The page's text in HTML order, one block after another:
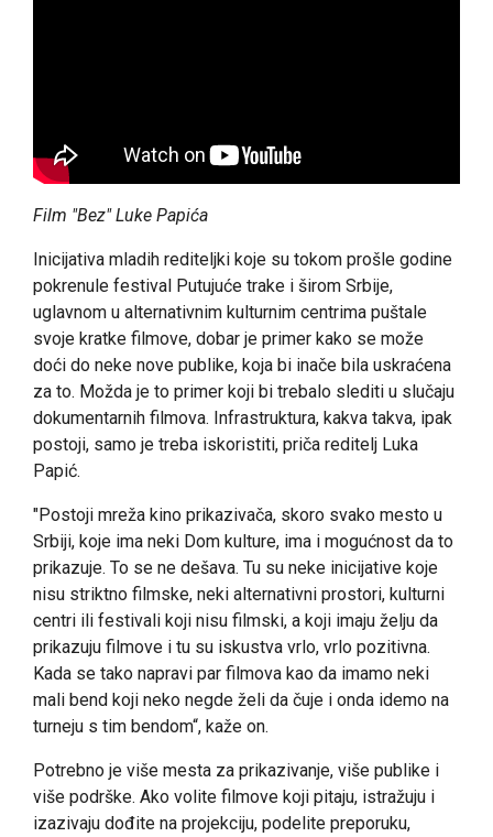
Film "Bez" Luke Papića
Inicijativa mladih rediteljki koje su tokom prošle godine
pokrenule festival Putujuće trake i širom Srbije,
uglavnom u alternativnim kulturnim centrima puštale
svoje kratke filmove, dobar je primer kako se može
doći do neke nove publike, koja bi inače bila uskraćena
za to. Možda je to primer koji bi trebalo slediti u slučaju
dokumentarnih filmova. Infrastruktura, kakva takva, ipak
postoji, samo je treba iskoristiti, priča reditelj Luka
Papić.
"Postoji mreža kino prikazivača, skoro svako mesto u
Srbiji, koje ima neki Dom kulture, ima i mogućnost da to
prikazuje. To se ne dešava. Tu su neke inicijative koje
nisu striktno filmske, neki alternativni prostori, kulturni
centri ili festivali koji nisu filmski, a koji imaju želju da
prikazuju filmove i tu su iskustva vrlo, vrlo pozitivna.
Kada se tako napravi par filmova kao da imamo neki
mali bend koji neko negde želi da čuje i onda idemo na
turneju s tim bendom“, kaže on.
Potrebno je više mesta za prikazivanje, više publike i
više podrške. Ako volite filmove koji pitaju, istražuju i
izazivaju dođite na projekciju, podelite preporuku,